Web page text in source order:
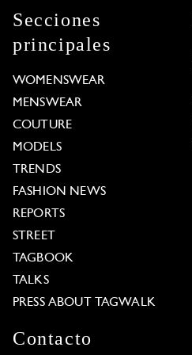
Secciones
principales
WOMENSWEAR
MENSWEAR
COUTURE
MODELS
TRENDS
FASHION NEWS
REPORTS
STREET
TAGBOOK
TALKS
PRESS ABOUT TAGWALK
Contacto